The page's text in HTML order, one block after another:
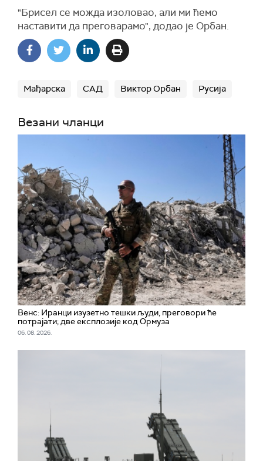
"Брисел се можда изоловао, али ми ћемо
наставити да преговарамо", додао је Орбан.
Мађарска САД Виктор Орбан Русија
Везани чланци
Венс: Иранци изузетно тешки људи, преговори ће
потрајати; две експлозије код Ормуза
06. 08. 2026.